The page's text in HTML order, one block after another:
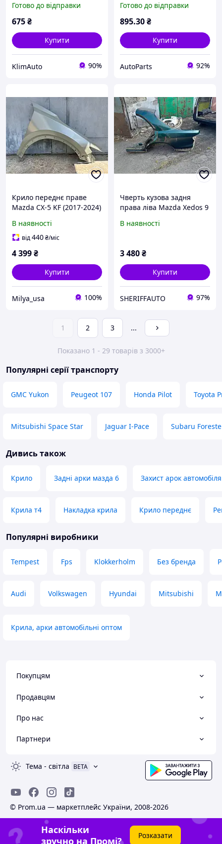
переднього правого
Mazda CX-5 CX5 KF (2017-)
(надрив)
Готово до відправки
675₴
Купити
KlimAuto 90%
Готово до відправки
895.30₴
Купити
AutoParts 92%
Крило переднє праве
Mazda CX-5 KF (2017-2024)
KB7W52111
В наявності
від440₴/міс
4 399₴
Купити
Milya_usa 100%
Чверть кузова задня
права ліва Mazda Xedos 9
мазда кседокс Millenia
В наявності
3 480₴
Купити
SHERIFFAUTO 97%
1 2 3 ...
Показано 1 - 29 товарів з 3000+
Популярні серії транспорту
GMC Yukon Peugeot 107 Honda Pilot Toyota
Mitsubishi Space Star Jaguar I-Pace Subaru
Дивись також
Крило Задні арки мазда 6 Захист арок автомобіля
Крила т4 Накладка крила Крило переднє
Популярні виробники
Tempest Fps Klokkerholm Без бренда
Audi Volkswagen Hyundai Mitsubishi
Крила, арки автомобільні оптом
Покупцям
Продавцям
Про нас
Партнери
Тема - світла BETA
© Prom.ua — маркетплейс України, 2008-2026
Наскільки
зручно на Промі?
Розказати